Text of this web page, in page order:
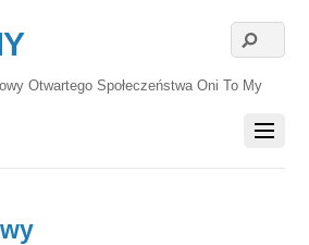
Otwartego Społeczeństwa Oni To My